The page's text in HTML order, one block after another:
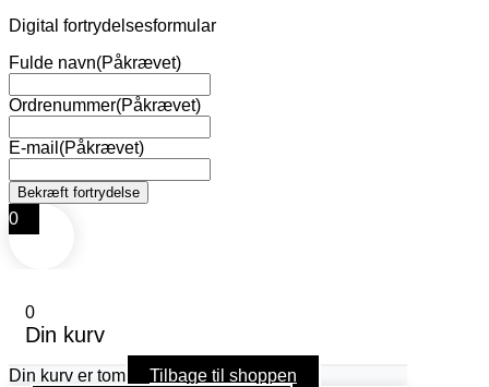
Digital fortrydelsesformular
Fulde navn(Påkrævet)
Ordrenummer(Påkrævet)
E-mail (Påkrævet)
0
0
Din kurv
Din kurv er tom Tilbage til shoppen